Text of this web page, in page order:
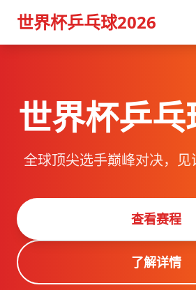
世界杯乒乓球2026
世界杯乒
全球顶尖选手巅峰对决，
查看赛程
了解详情